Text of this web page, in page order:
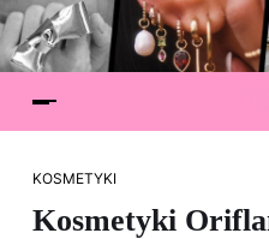
KOSMETYKI
Kosmetyki